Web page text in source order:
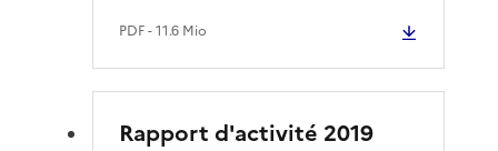
PDF- 11.6 Mio
Rapport d'activité 2019